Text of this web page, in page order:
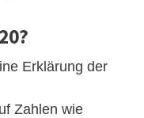
Erklärung der
Zahlen wie